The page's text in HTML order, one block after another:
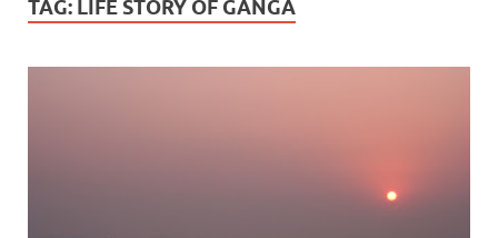
TAG: LIFE STORY OF GANGA